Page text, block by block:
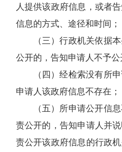
人提供该政府信息，或者
信息的方式、途径和时间；
（三）行政机关依据
公开的，告知申请人不予公
（四）经检索没有所
申请人该政府信息不存在；
（五）所申请公开信
责公开的，告知申请人并
责公开该政府信息的行政